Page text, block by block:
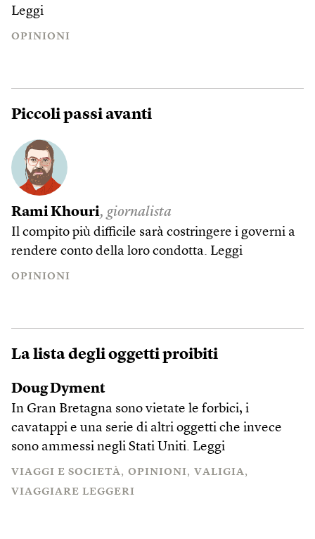
Leggi
OPINIONI
Piccoli passi avanti
Rami Khouri, giornalista
Il compito più difficile sarà costringere i governi a
rendere conto della loro condotta. Leggi
OPINIONI
La lista degli oggetti proibiti
Doug Dyment
In Gran Bretagna sono vietate le forbici, i
cavatappi e una serie di altri oggetti che invece
sono ammessi negli Stati Uniti. Leggi
VIAGGI E SOCIETÀ OPINIONI
VALIGIA
VIAGGIARE LEGGERI